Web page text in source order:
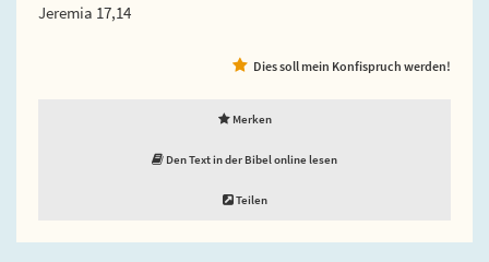
Jeremia 17,14
Dies soll mein Konfispruch werden!
Merken
Den Text in der Bibel online lesen
Teilen